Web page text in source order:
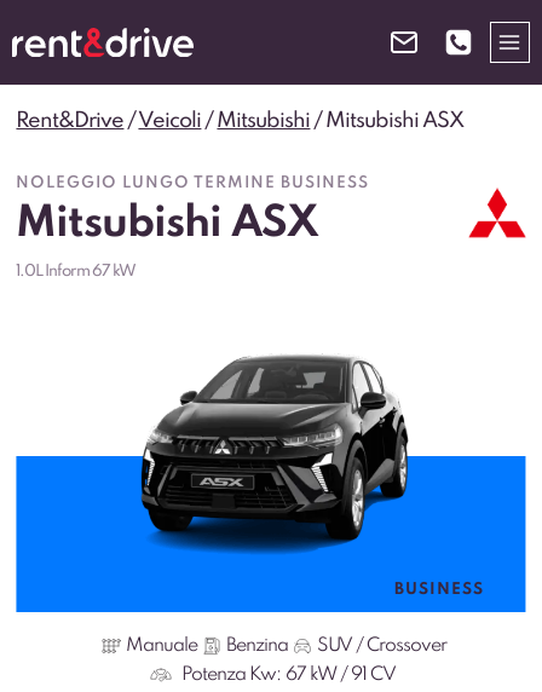
al
contenuto
Rent&Drive /Veicoli /Mitsubishi /Mitsubishi ASX
NOLEGGIO LUNGO TERMINE BUSINESS
Mitsubishi ASX
1.0L Inform 67 kW
BUSINESS
Manuale Benzina
SUV / Crossover
Potenza Kw: 67 kW / 91 CV